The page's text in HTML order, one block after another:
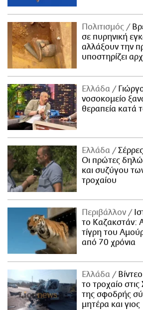
Πολιτισμός
σε πυρηνική
αλλάξουν την
υποστηρίζει
Ελλάδα
νοσοκομείο
θεραπεία κατά
Ελλάδα
Οι πρώτες
και συζύγου
τροχαίου
Περιβάλλον
το Καζακστάν:
τίγρη του
από 70 χρόνια
Ελλάδα
το τροχαίο
της σφοδρής
μητέρα και γιος